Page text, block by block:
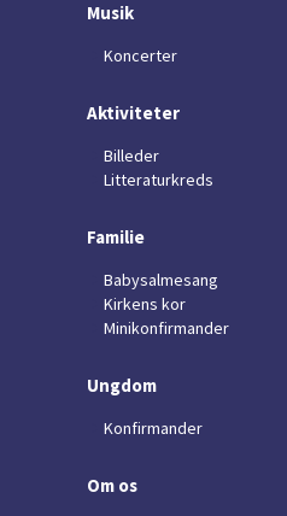
Musik
Koncerter
Aktiviteter
Billeder
Litteraturkreds
Familie
Babysalmesang
Kirkens kor
Minikonfirmander
Ungdom
Konfirmander
Om os